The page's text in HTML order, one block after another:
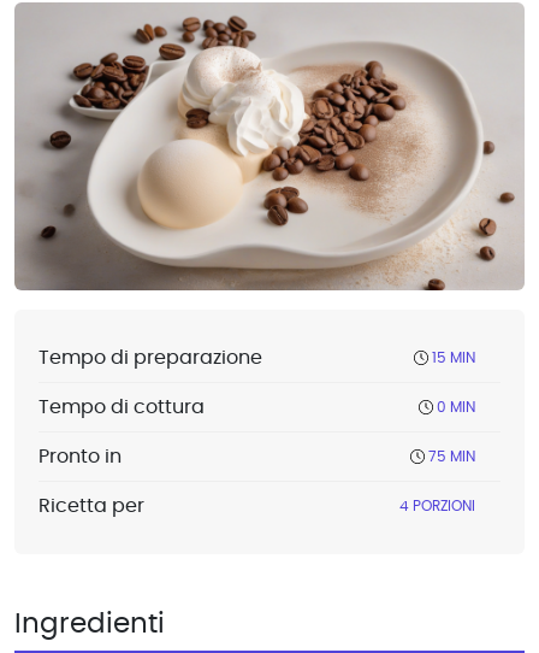
Tempo di preparazione 15 MIN
Tempo di cottura 0 MIN
Pronto in 75 MIN
Ricetta per 4 PORZIONI
Ingredienti